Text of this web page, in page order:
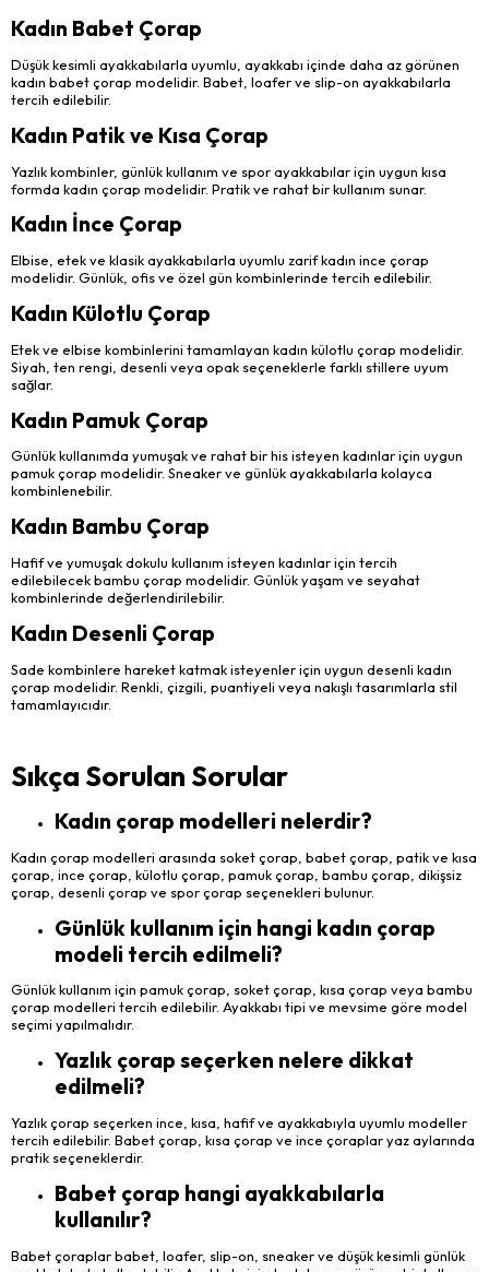
Kadın Babet Çorap
Düşük kesimli ayakkabılarla uyumlu, ayakkabı içinde daha az görünen
kadın babet çorap modelidir. Babet, loafer ve slip-on ayakkabılarla
tercih edilebilir.
Kadın Patik ve Kısa Çorap
Yazlık kombinler, günlük kullanım ve spor ayakkabılar için uygun kısa
formda kadın çorap modelidir. Pratik ve rahat bir kullanım sunar.
Kadın İnce Çorap
Elbise, etek ve klasik ayakkabılarla uyumlu zarif kadın ince çorap
modelidir. Günlük, ofis ve özel gün kombinlerinde tercih edilebilir.
Kadın Külotlu Çorap
Etek ve elbise kombinlerini tamamlayan kadın külotlu çorap modelidir.
Siyah, ten rengi, desenli veya opak seçeneklerle farklı stillere uyum
sağlar.
Kadın Pamuk Çorap
Günlük kullanımda yumuşak ve rahat bir his isteyen kadınlar için uygun
pamuk çorap modelidir. Sneaker ve günlük ayakkabılarla kolayca
kombinlenebilir.
Kadın Bambu Çorap
Hafif ve yumuşak dokulu kullanım isteyen kadınlar için tercih
edilebilecek bambu çorap modelidir. Günlük yaşam ve seyahat
kombinlerinde değerlendirilebilir.
Kadın Desenli Çorap
Sade kombinlere hareket katmak isteyenler için uygun desenli kadın
çorap modelidir. Renkli, çizgili, puantiyeli veya nakışlı tasarımlarla stil
tamamlayıcıdır.
Sıkça Sorulan Sorular
Kadın çorap modelleri nelerdir?
Kadın çorap modelleri arasında soket çorap, babet çorap, patik ve kısa
çorap, ince çorap, külotlu çorap, pamuk çorap, bambu çorap, dikişsiz
çorap, desenli çorap ve spor çorap seçenekleri bulunur.
Günlük kullanım için hangi kadın çorap
modeli tercih edilmeli?
Günlük kullanım için pamuk çorap, soket çorap, kısa çorap veya bambu
çorap modelleri tercih edilebilir. Ayakkabı tipi ve mevsime göre model
seçimi yapılmalıdır.
Yazlık çorap seçerken nelere dikkat
edilmeli?
Yazlık çorap seçerken ince, kısa, hafif ve ayakkabıyla uyumlu modeller
tercih edilebilir. Babet çorap, kısa çorap ve ince çoraplar yaz aylarında
pratik seçeneklerdir.
Babet çorap hangi ayakkabılarla
kullanılır?
Babet çoraplar babet, loafer, slip-on, sneaker ve düşük kesimli günlük